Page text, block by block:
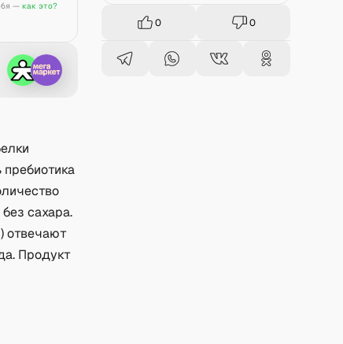
— как это?
сахара.
отвечают
Продукт
0 0